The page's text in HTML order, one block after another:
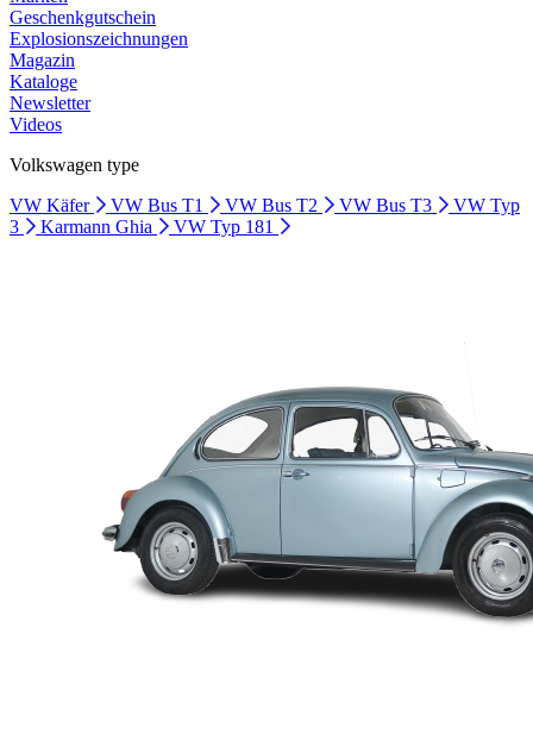
Geschenkgutschein
Explosionszeichnungen
Magazin
Kataloge
Newsletter
Videos
Volkswagen type
VW Käfer
VW Bus T1 VW Bus T2 VW Bus T3
VW Typ
3
Karmann Ghia VW Typ 181